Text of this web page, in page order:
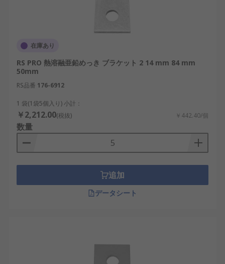
在庫あり
RS PRO 熱溶融亜鉛めっき ブラケット 2 14 mm 84 mm
50mm
RS品番 176-6912
1 袋(1袋5個入り) 小計：
￥2,212.00(税抜) ￥442.40/個
数量
追加
データシート